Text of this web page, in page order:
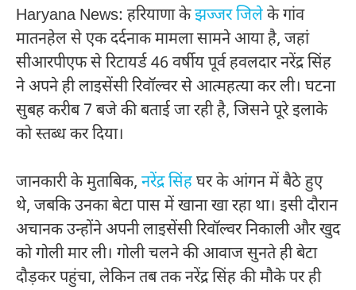
Haryana News: हरियाणा केझज्जर जिलेके गांव
मातनहेल से एक दर्दनाक मामला सामने आया है, जहां
सीआरपीएफ से रिटायर्ड 46 वर्षीय पूर्व हवलदार नरेंद्र सिंह
ने अपने ही लाइसेंसी रिवॉल्वर से आत्महत्या कर ली। घटना
सुबह करीब 7 बजे की बताई जा रही है, जिसने पूरे इलाके
को स्तब्ध कर दिया।
जानकारी के मुताबिक, नरेंद्र सिंहघर के आंगन में बैठे हुए
थे, जबकि उनका बेटा पास में खाना खा रहा था। इसी दौरान
अचानक उन्होंने अपनी लाइसेंसी रिवॉल्वर निकाली और खुद
को गोली मार ली। गोली चलने की आवाज सुनते ही बेटा
दौड़कर पहुंचा, लेकिन तब तक नरेंद्र सिंह की मौके पर ही